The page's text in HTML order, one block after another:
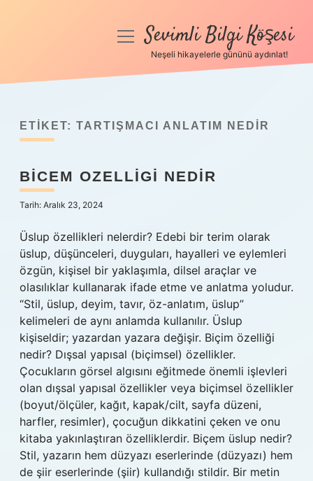
Anasayfa
Yasal Uyarı
Hakkımızda
menüyüSevimli Bilgi Köşesi
Neşeli hikayelerle gününü aydınlat!
ETIKET: TARTIŞMACI ANLATIM NEDIR
BICEM OZELLIGI NEDIR
Tarih: Aralık 23, 2024
Üslup özellikleri nelerdir? Edebi bir terim olarak
üslup, düşünceleri, duyguları, hayalleri ve eylemleri
özgün, kişisel bir yaklaşımla, dilsel araçlar ve
olasılıklar kullanarak ifade etme ve anlatma yoludur.
“Stil, üslup, deyim, tavır, öz-anlatım, üslup”
kelimeleri de aynı anlamda kullanılır. Üslup
kişiseldir; yazardan yazara değişir. Biçim özelliği
nedir? Dışsal yapısal (biçimsel) özellikler.
Çocukların görsel algısını eğitmede önemli işlevleri
olan dışsal yapısal özellikler veya biçimsel özellikler
(boyut/ölçüler, kağıt, kapak/cilt, sayfa düzeni,
harfler, resimler), çocuğun dikkatini çeken ve onu
kitaba yakınlaştıran özelliklerdir. Biçem üslup nedir?
Stil, yazarın hem düzyazı eserlerinde (düzyazı) hem
de şiir eserlerinde (şiir) kullandığı stildir. Bir metin